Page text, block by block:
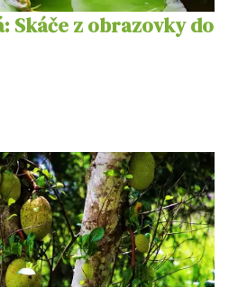
Skáče z obrazovky do